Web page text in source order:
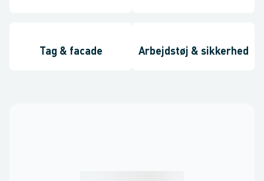
Tag & facade Arbejdstøj & sikkerhed